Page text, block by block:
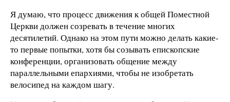
Я думаю, что процесс движения к общей Поместной
Церкви должен созревать в течение многих
десятилетий. Однако на этом пути можно делать какие-
то первые попытки, хотя бы созывать епископские
конференции, организовать общение между
параллельными епархиями, чтобы не изобретать
велосипед на каждом шагу.